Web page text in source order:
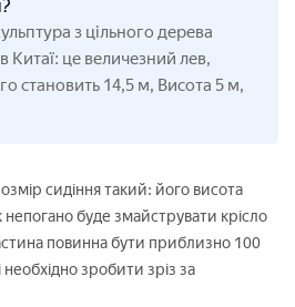
з цільного дерева
Китаї: це величезний лев,
становить 14,5 м, Висота 5 м,
сидіння такий: його висота
буде змайструвати крісло
повинна бути приблизно 100
необхідно зробити зріз за